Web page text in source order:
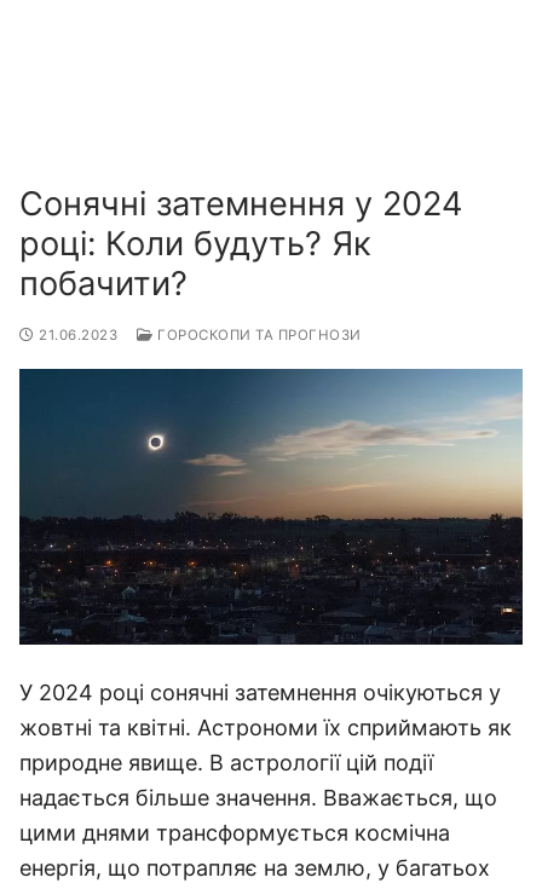
Сонячні затемнення у 2024
році: Коли будуть? Як
побачити?
21.06.2023 ГОРОСКОПИ ТА ПРОГНОЗИ
У 2024 році сонячні затемнення очікуються у
жовтні та квітні. Астрономи їх сприймають як
природне явище. В астрології цій події
надається більше значення. Вважається, що
цими днями трансформується космічна
енергія, що потрапляє на землю, у багатьох